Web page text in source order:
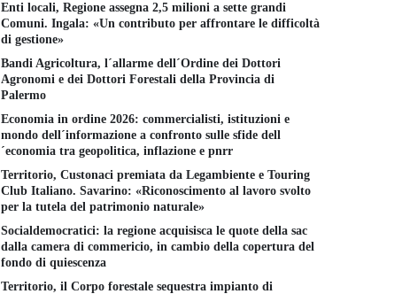
Enti locali, Regione assegna 2,5 milioni a sette grandi
Comuni. Ingala: «Un contributo per affrontare le difficoltà
di gestione»
Bandi Agricoltura, l´allarme dell´Ordine dei Dottori
Agronomi e dei Dottori Forestali della Provincia di
Palermo
Economia in ordine 2026: commercialisti, istituzioni e
mondo dell´informazione a confronto sulle sfide dell
´economia tra geopolitica, inflazione e pnrr
Territorio, Custonaci premiata da Legambiente e Touring
Club Italiano. Savarino: «Riconoscimento al lavoro svolto
per la tutela del patrimonio naturale»
Socialdemocratici: la regione acquisisca le quote della sac
dalla camera di commericio, in cambio della copertura del
fondo di quiescenza
Territorio, il Corpo forestale sequestra impianto di